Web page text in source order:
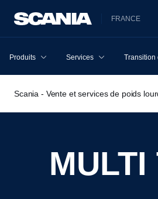
FRANCE
Produits Services Transition
Scania - Vente et services de poids